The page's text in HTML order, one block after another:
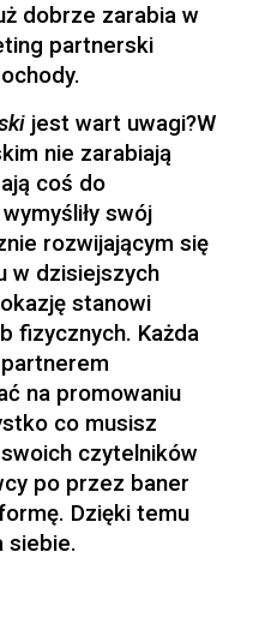
dobrze zarabia w
partnerski
jest wart uwagi?W
nie zarabiają
coś do
swój
rozwijającym się
w dzisiejszych
stanowi
fizycznych. Każda
na promowaniu
co musisz
czytelników
po przez baner
Dzięki temu
siebie.